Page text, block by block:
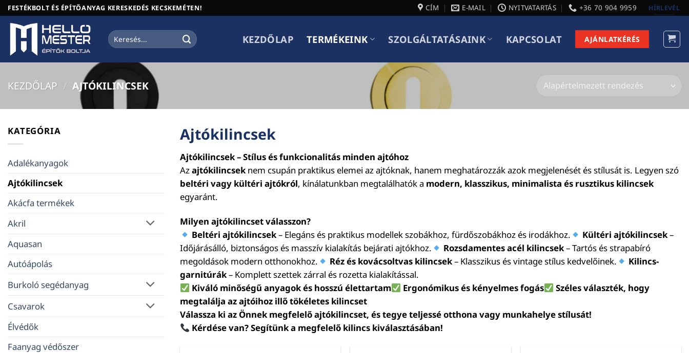
Skip
to
content
FESTÉKBOLT ÉS ÉPÍTŐANYAG KERESKEDÉS KECSKEMÉTEN! CÍM E-MAIL NYITVATARTÁS +36 70 904 9959 HÍRLEVÉL
Keresés
a
KEZDŐLAP TERMÉKEINK SZOLGÁLTATÁSAINK KAPCSOLAT AJÁNLATKÉRÉS
KEZDŐLAP / AJTÓKILINCSEK
KATEGÓRIA
Adalékanyagok
Ajtókilincsek
Akácfa termékek
Akril
Aquasan
Autóápolás
Burkoló segédanyag
Csavarok
Élvédők
Faanyag védőszer
Ajtókilincsek
Ajtókilincsek – Stílus és funkcionalitás minden ajtóhoz
Azajtókilincseknem csupán praktikus elemei az ajtóknak, hanem meghatározzák azok megjelenését és stílusát is. Legyen szó
beltéri vagy kültéri ajtókról, kínálatunkban megtalálhatók a modern, klasszikus, minimalista és rusztikus kilincsek
egyaránt.
Milyen ajtókilincset válasszon?
Beltéri ajtókilincsek– Elegáns és praktikus modellek szobákhoz, fürdőszobákhoz és irodákhoz. Kültéri ajtókilincsek–
Időjárásálló, biztonságos és masszív kialakítás bejárati ajtókhoz.
Rozsdamentes acél kilincsek– Tartós és strapabíró
megoldások modern otthonokhoz.
Réz és kovácsoltvas kilincsek– Klasszikus és vintage stílus kedvelőinek.
Kilincs-
garnitúrák– Komplett szettek zárral és rozetta kialakítással.
Kiváló minőségű anyagok és hosszú élettartam
Ergonómikus és kényelmes fogás
Széles választék, hogy
megtalálja az ajtóihoz illő tökéletes kilincset
Válassza ki az Önnek megfelelő ajtókilincset, és tegye teljessé otthona vagy munkahelye stílusát!
Kérdése van? Segítünk a megfelelő kilincs kiválasztásában!